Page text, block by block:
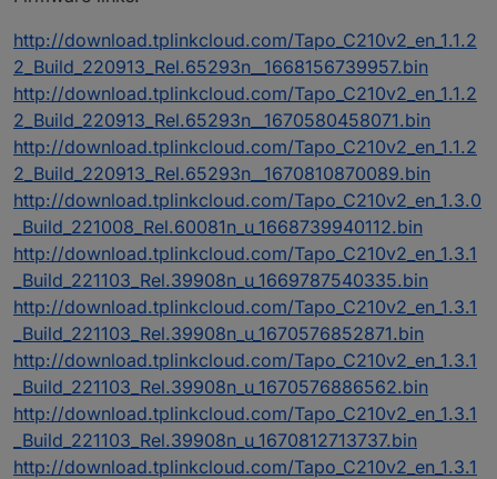
http://download.tplinkcloud.com/Tapo_C210v2_en_1.1.2
2_Build_220913_Rel.65293n__1668156739957.bin
http://download.tplinkcloud.com/Tapo_C210v2_en_1.1.2
2_Build_220913_Rel.65293n__1670580458071.bin
http://download.tplinkcloud.com/Tapo_C210v2_en_1.1.2
2_Build_220913_Rel.65293n__1670810870089.bin
http://download.tplinkcloud.com/Tapo_C210v2_en_1.3.0
_Build_221008_Rel.60081n_u_1668739940112.bin
http://download.tplinkcloud.com/Tapo_C210v2_en_1.3.1
_Build_221103_Rel.39908n_u_1669787540335.bin
http://download.tplinkcloud.com/Tapo_C210v2_en_1.3.1
_Build_221103_Rel.39908n_u_1670576852871.bin
http://download.tplinkcloud.com/Tapo_C210v2_en_1.3.1
_Build_221103_Rel.39908n_u_1670576886562.bin
http://download.tplinkcloud.com/Tapo_C210v2_en_1.3.1
_Build_221103_Rel.39908n_u_1670812713737.bin
http://download.tplinkcloud.com/Tapo_C210v2_en_1.3.1